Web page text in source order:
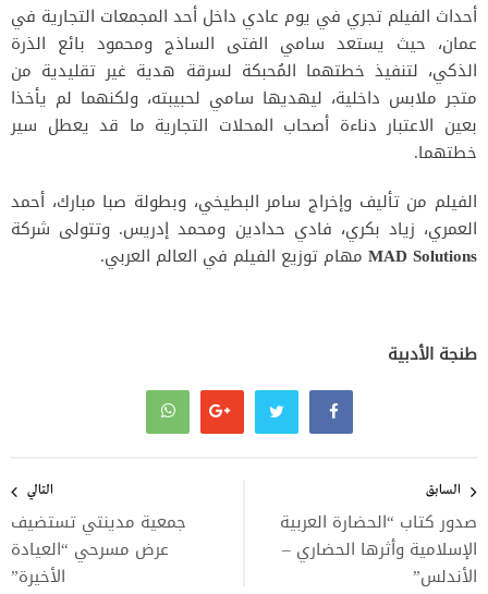
أحداث الفيلم تجري في يوم عادي داخل أحد المجمعات التجارية في
عمان، حيث يستعد سامي الفتى الساذج ومحمود بائع الذرة
الذكي، لتنفيذ خطتهما المُحبكة لسرقة هدية غير تقليدية من
متجر ملابس داخلية، ليهديها سامي لحبيبته، ولكنهما لم يأخذا
بعين الاعتبار دناءة أصحاب المحلات التجارية ما قد يعطل سير
خطتهما.
الفيلم من تأليف وإخراج سامر البطيخي، وبطولة صبا مبارك، أحمد
العمري، زياد بكري، فادي حدادين ومحمد إدريس. وتتولى شركة
MAD Solutions مهام توزيع الفيلم في العالم العربي.
طنجة الأدبية
المقالات
السابق
صدور كتاب “الحضارة العربية
الإسلامية وأثرها الحضاري –
الأندلس”
التالي
جمعية مدينتي تستضيف
عرض مسرحي “العيادة
الأخيرة”